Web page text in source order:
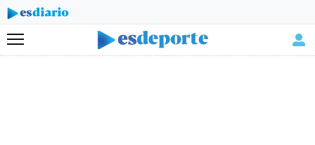
Menú